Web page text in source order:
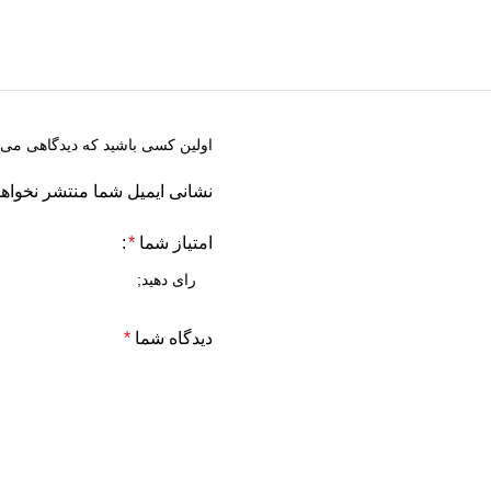
اولین کسی باشید که دیدگاهی می
نشانی ایمیل شما منتشر
امتیاز شما *
دیدگاه شما *